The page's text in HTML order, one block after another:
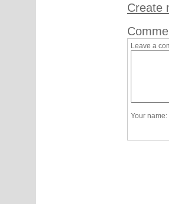
Create
Leave a
Your name: